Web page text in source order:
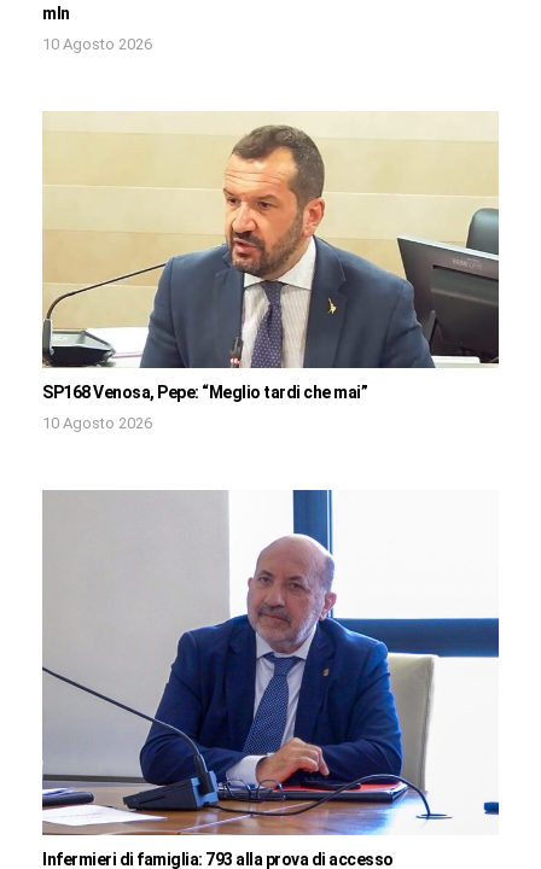
mln
10 Agosto 2026
SP168 Venosa, Pepe: “Meglio tardi che mai”
10 Agosto 2026
Infermieri di famiglia: 793 alla prova di accesso